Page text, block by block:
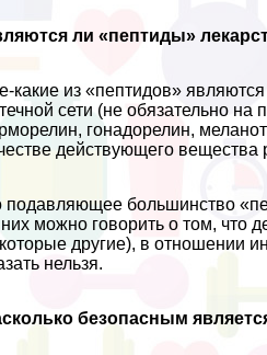
ли «пептиды»
какие из «пептидов»
сети (не обязательно на
гонадорелин,
действующего
подавляющее большинство
них можно говорить о том, что
другие), в отношении
нельзя.
безопасным